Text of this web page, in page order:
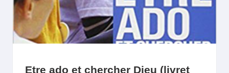
Etre ado et chercher Dieu (livret